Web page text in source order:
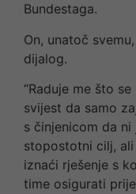
Bundestaga.
On, unatoč
dijalog.
“Raduje me što
svijest da samo
s činjenicom da
stopostotni cilj,
iznaći rješenje s
time osigurati